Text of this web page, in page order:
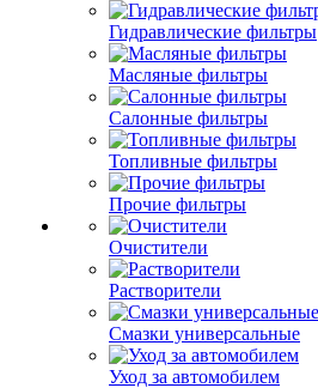
Гидравлические фильтры
Масляные фильтры
Салонные фильтры
Топливные фильтры
Прочие фильтры
Очистители
Растворители
Смазки универсальные
Уход за автомобилем